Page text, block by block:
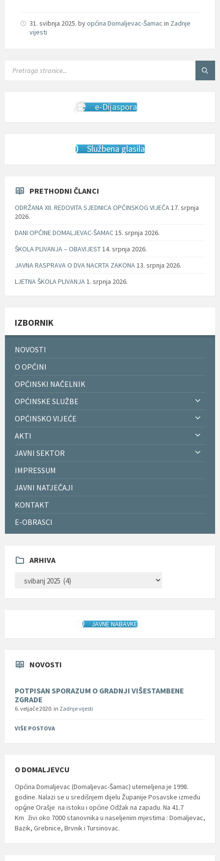
31. svibnja 2025. byopćina Domaljevac-Šamac in Zadnje
vijesti
e-Dijaspora
Službena glasila
PRETHODNI ČLANCI
ODRŽANA XII. REDOVITA SJEDNICA OPĆINSKOG VIJEĆA17. srpnja
2026.
DANI OPĆINE DOMALJEVAC-ŠAMAC15. srpnja 2026.
ŠKOLA PLIVANJA – OBAVIJEST14. srpnja 2026.
JAVNA RASPRAVA O DVA NACRTA ZAKONA13. srpnja 2026.
LJETNA ŠKOLA PLIVANJA1. srpnja 2026.
IZBORNIK
NOVOSTI
O OPĆINI
OPĆINSKI NAČELNIK
OPĆINSKE SLUŽBE
OPĆINSKO VIJEĆE
AKTI
JAVNI SEKTOR
IMPRESSUM
JAVNI NATJEČAJI
KONTAKT
E-OBRASCI
ARHIVA
JAVNE NABAVKE
NOVOSTI
POTPISAN SPORAZUM O GRADNJI VIŠESTAMBENE
ZGRADE
6. veljače 2020. in Zadnje vijesti
VIŠE POSTOVA
O DOMALJEVCU
Općina Domaljevac (Domaljevac-Šamac) utemeljena je 1998.
godine. Nalazi se u središnjem dijelu Županije Posavske između
općine Orašje na istoku i općine Odžak na zapadu. Na 41.7
Km
2
živi oko 7000 stanovnika u naseljenim mjestima : Domaljevac,
Bazik, Grebnice, Brvnik i Tursinovac.